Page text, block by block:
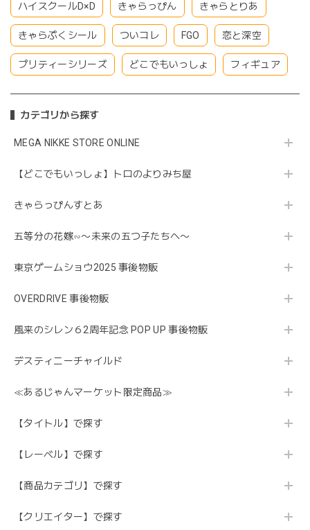
ハイスクールD×D きゃらっぴん きゃらとりあ
きゃらぷくシール ついコレ FGO 恋と深空
プリティーシリーズ どこでもいっしょ フィギュア
カテゴリから探す
MEGA NIKKE STORE ONLINE
【どこでもいっしょ】トロのよりみち屋
きゃらっぴんすとあ
五等分の花嫁∽〜未来の五つ子たちへ〜
東京ゲームショウ2025 事後物販
OVERDRIVE 事後物販
風来のシレン６2周年記念 POP UP 事後物販
デスティニーチャイルド
≪あるじゃんマーケット限定商品≫
【タイトル】で探す
【レーベル】で探す
【商品カテゴリ】で探す
【クリエイター】で探す